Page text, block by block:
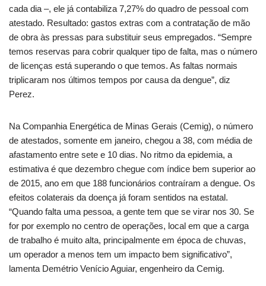
cada dia –, ele já contabiliza 7,27% do quadro de pessoal com
atestado. Resultado: gastos extras com a contratação de mão
de obra às pressas para substituir seus empregados. “Sempre
temos reservas para cobrir qualquer tipo de falta, mas o número
de licenças está superando o que temos. As faltas normais
triplicaram nos últimos tempos por causa da dengue”, diz
Perez.
Na Companhia Energética de Minas Gerais (Cemig), o número
de atestados, somente em janeiro, chegou a 38, com média de
afastamento entre sete e 10 dias. No ritmo da epidemia, a
estimativa é que dezembro chegue com índice bem superior ao
de 2015, ano em que 188 funcionários contraíram a dengue. Os
efeitos colaterais da doença já foram sentidos na estatal.
“Quando falta uma pessoa, a gente tem que se virar nos 30. Se
for por exemplo no centro de operações, local em que a carga
de trabalho é muito alta, principalmente em época de chuvas,
um operador a menos tem um impacto bem significativo”,
lamenta Demétrio Venício Aguiar, engenheiro da Cemig.